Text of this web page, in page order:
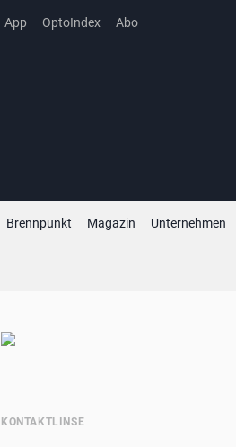
App OptoIndex Abo
Brennpunkt Magazin Unternehmen
KONTAKTLINSE